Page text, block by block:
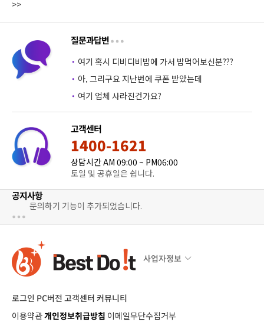
>>
질문과답변
· 여기 혹시 디비디비밥에 가서 밥먹어보신분???
· 아, 그리구요 지난번에 쿠폰 받았는데
· 여기 업체 사라진건가요?
고객센터
1400-1621
상담시간 AM 09:00 ~ PM06:00
토일 및 공휴일은 쉽니다.
공지사항
문의하기 기능이 추가되었습니다.
사업자정보
로그인 PC버전 고객센터 커뮤니티
이용약관개인정보취급방침 이메일무단수집거부